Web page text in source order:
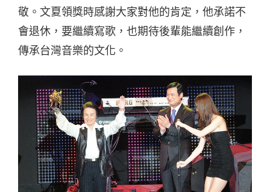
敬。文夏領獎時感謝大家對他的肯定，他承諾不
會退休，要繼續寫歌，也期待後輩能繼續創作，
傳承台灣音樂的文化。